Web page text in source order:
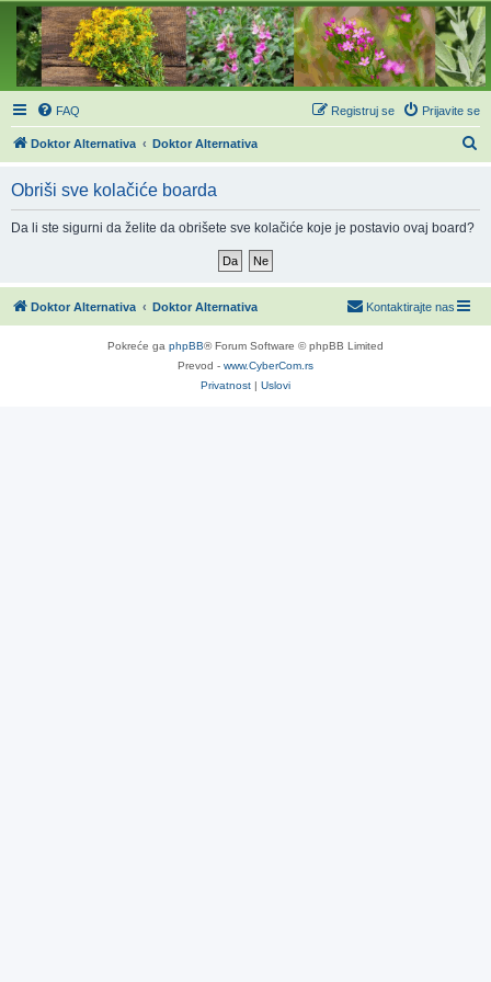
FAQ Prijavite se
Registruj se
Doktor Alternativa Doktor Alternativa
a
Obriši sve kolačiće boarda
Da li ste sigurni da želite da obrišete sve kolačiće koje je postavio ovaj board?
Doktor Alternativa Doktor Alternativa Kontaktirajte nas
Pokreće ga phpBB® Forum Software © phpBB Limited
Prevod - www.CyberCom.rs
Privatnost | Uslovi